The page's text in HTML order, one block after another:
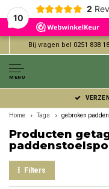
10
2
Bij vragen bel 0251 838
MENU
Home Tags gebroken
Producten
Filters